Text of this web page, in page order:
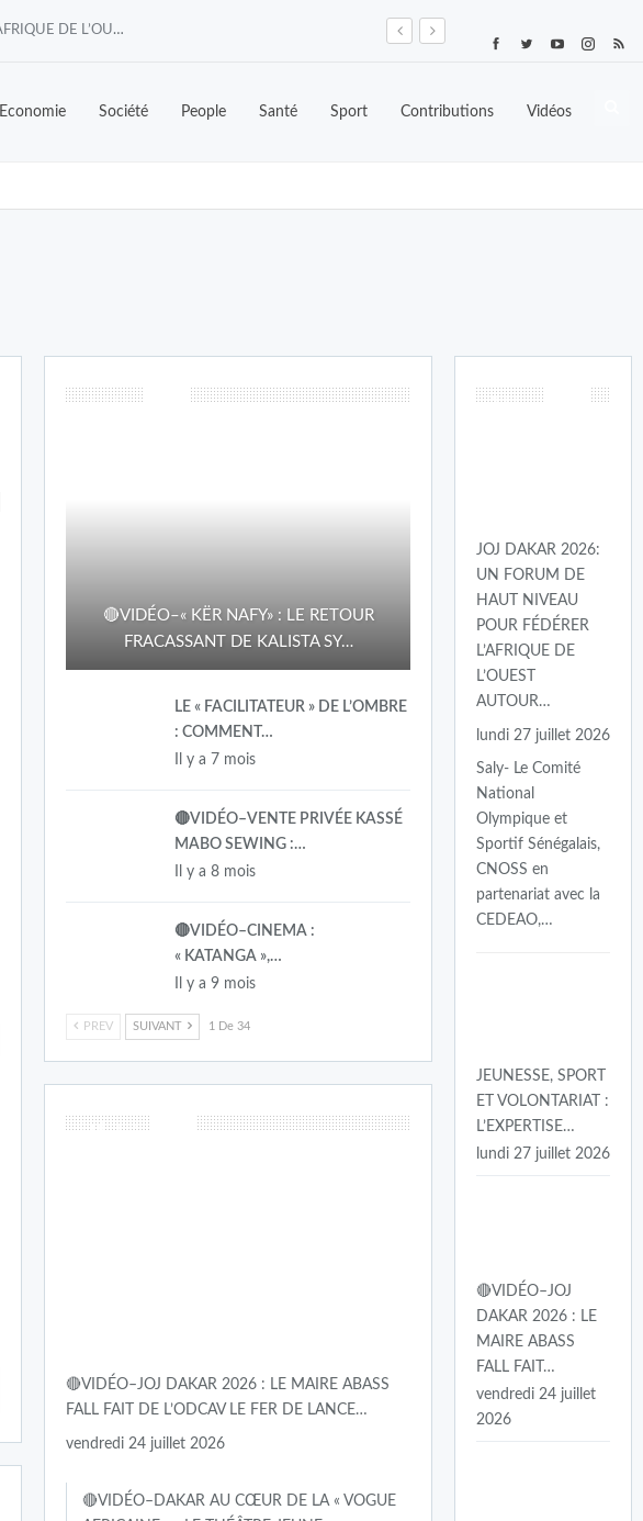
NOMINATION/CAGT-AIGC: DAOUR MALICK NDOYE, NOUVEAU COORDONNATEUR RÉGIONAL POUR L’AFRIQUE DE L’OUEST
Economie Société People Santé Sport Contributions Vidéos
People
🔴VIDÉO–« KËR NAFY» : LE RETOUR
FRACASSANT DE KALISTA SY…
LE « FACILITATEUR » DE L’OMBRE
: COMMENT…
Il y a 7 mois
🔴VIDÉO–VENTE PRIVÉE KASSÉ
MABO SEWING :…
Il y a 8 mois
🔴VIDÉO–CINEMA :
« KATANGA »,…
Il y a 9 mois
PREV SUIVANT 1 De 34
Culture
🔴VIDÉO–JOJ DAKAR 2026 : LE MAIRE ABASS
FALL FAIT DE L’ODCAV LE FER DE LANCE…
vendredi 24 juillet 2026
🔴VIDÉO–DAKAR AU CŒUR DE LA « VOGUE
Sport
JOJ DAKAR 2026:
UN FORUM DE
HAUT NIVEAU
POUR FÉDÉRER
L’AFRIQUE DE
L’OUEST
AUTOUR…
lundi 27 juillet 2026
Saly- Le Comité
National
Olympique et
Sportif Sénégalais,
CNOSS en
partenariat avec la
CEDEAO,…
JEUNESSE, SPORT
ET VOLONTARIAT :
L’EXPERTISE…
lundi 27 juillet 2026
🔴VIDÉO–JOJ
DAKAR 2026 : LE
MAIRE ABASS
FALL FAIT…
vendredi 24 juillet
2026